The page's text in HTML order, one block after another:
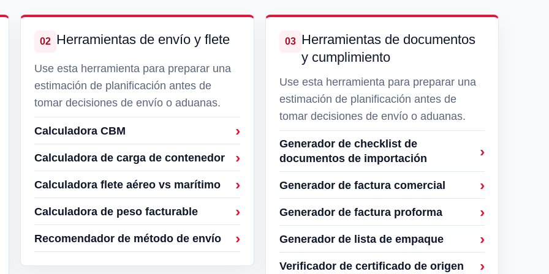
02 Herramientas de envío y flete
Use esta herramienta para preparar una
estimación de planificación antes de
tomar decisiones de envío o aduanas.
Calculadora CBM
Calculadora de carga de contenedor
Calculadora flete aéreo vs marítimo
Calculadora de peso facturable
Recomendador de método de envío
03
Herramientas de documentos
y cumplimiento
Use esta herramienta para preparar una
estimación de planificación antes de
tomar decisiones de envío o aduanas.
Generador de checklist de
documentos de importación
Generador de factura comercial
Generador de factura proforma
Generador de lista de empaque
Verificador de certificado de origen